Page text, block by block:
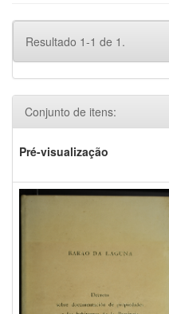
Resultado 1-1 de 1.
Conjunto de itens:
Pré-visualização